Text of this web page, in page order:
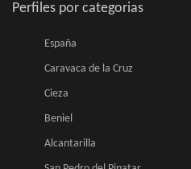
Perfiles por categorias
España
Caravaca de la Cruz
Cieza
Beniel
Alcantarilla